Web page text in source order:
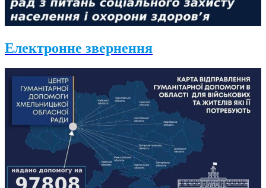
Електронне звернення